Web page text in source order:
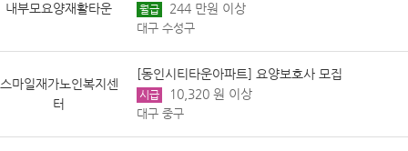
내부모요양재활타운 월급 244 만원 이상
대구 수성구
스마일재가노인복지센
터
[동인시티타운아파트] 요양보호사 모집
시급 10,320 원 이상
대구 중구